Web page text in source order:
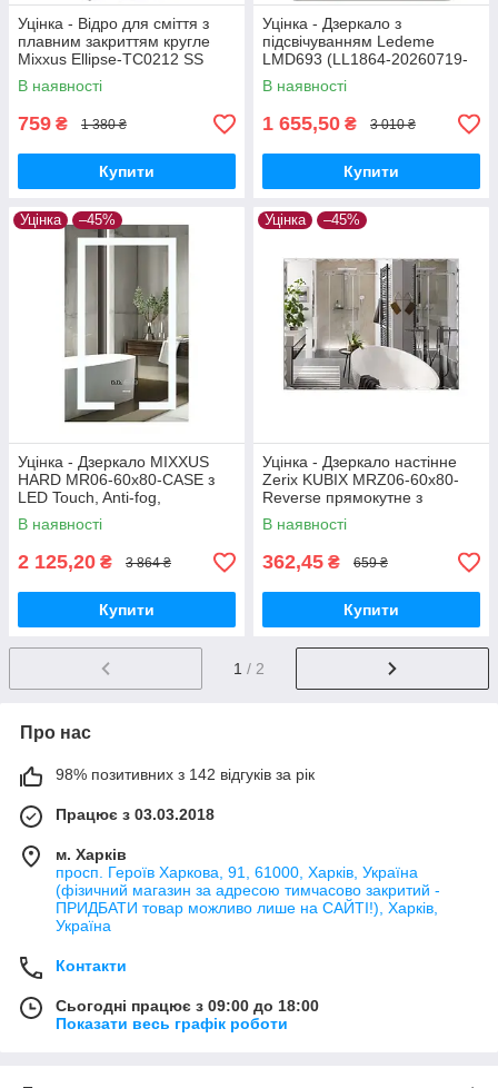
Уцінка - Відро для сміття з
плавним закриттям кругле
Mixxus Ellipse-TC0212 SS
Color 12л (колір нержавійка)
(MI8399-20260703-9767)
В наявності
759 ₴ 1 380 ₴
Купити
Уцінка - Дзеркало з
підсвічуванням Ledeme
LMD693 (LL1864-20260719-
4740)
В наявності
1 655,50 ₴ 3 010 ₴
Купити
Уцінка –45%
Уцінка - Дзеркало MIXXUS
HARD MR06-60x80-CASE з
LED Touch, Anti-fog,
димером, рег. яскравості,
годинником (MI7157-
В наявності
2 125,20 ₴ 3 864 ₴
Купити
Уцінка –45%
Уцінка - Дзеркало настінне
Zerix KUBIX MRZ06-60x80-
Reverse прямокутне з
декором (ZX5634-20260510-
9511)
В наявності
362,45 ₴ 659 ₴
Купити
1 / 2
Про нас
98% позитивних з 142 відгуків за рік
Працює з 03.03.2018
м. Харків
просп. Героїв Харкова, 91, 61000, Харків, Україна
(фізичний магазин за адресою тимчасово закритий -
ПРИДБАТИ товар можливо лише на САЙТІ!), Харків,
Україна
Контакти
Сьогодні працює з 09:00 до 18:00
Показати весь графік роботи